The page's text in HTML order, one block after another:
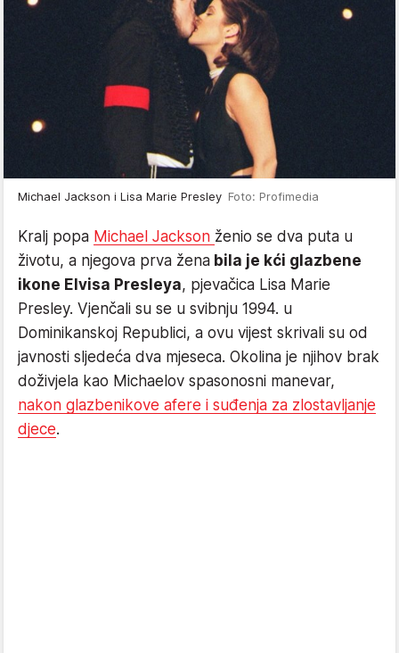
Michael Jackson i Lisa Marie Presley Foto: Profimedia
Kralj popa Michael Jackson ženio se dva puta u
životu, a njegova prva žena bila je kći glazbene
ikone Elvisa Presleya, pjevačica Lisa Marie
Presley. Vjenčali su se u svibnju 1994. u
Dominikanskoj Republici, a ovu vijest skrivali su od
javnosti sljedeća dva mjeseca. Okolina je njihov brak
doživjela kao Michaelov spasonosni manevar,
nakon glazbenikove afere i suđenja za zlostavljanje
djece.